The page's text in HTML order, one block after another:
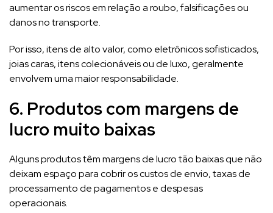
aumentar os riscos em relação a roubo, falsificações ou
danos no transporte.
Por isso, itens de alto valor, como eletrônicos sofisticados,
joias caras, itens colecionáveis ​​​​ou de luxo, geralmente
envolvem uma maior responsabilidade.
6. Produtos com margens de
lucro muito baixas
Alguns produtos têm margens de lucro tão baixas que não
deixam espaço para cobrir os custos de envio, taxas de
processamento de pagamentos e despesas
operacionais.